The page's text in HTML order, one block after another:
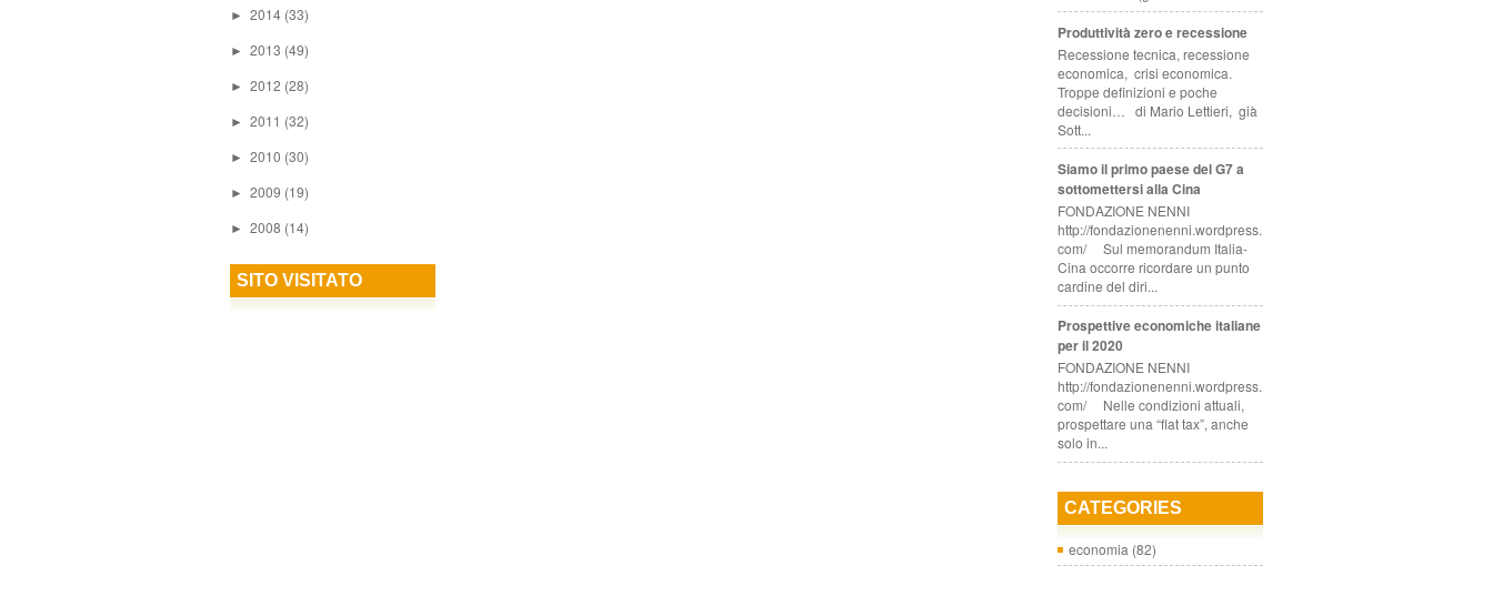
► 2014 (33)
► 2013 (49)
► 2012 (28)
► 2011 (32)
► 2010 (30)
► 2009 (19)
► 2008 (14)
SITO VISITATO
Produttività zero e recessione
Recessione tecnica, recessione
economica, crisi economica.
Troppe definizioni e poche
decisioni… di Mario Lettieri, già
Sott...
Siamo il primo paese del G7 a
sottomettersi alla Cina
FONDAZIONE NENNI
http://fondazionenenni.wordpress.
com/ Sul memorandum Italia-
Cina occorre ricordare un punto
cardine del diri...
Prospettive economiche italiane
per il 2020
FONDAZIONE NENNI
http://fondazionenenni.wordpress.
com/ Nelle condizioni attuali,
prospettare una “flat tax”, anche
solo in...
CATEGORIES
economia (82)